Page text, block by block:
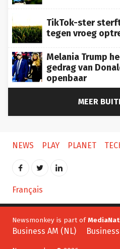
TikTok-ster
tegen vroeg
Melania Trump
gedrag van
openbaar
MEER
NEWS PLAY PLANET
Français
Newsmonkey is part of
Business AM (NL)